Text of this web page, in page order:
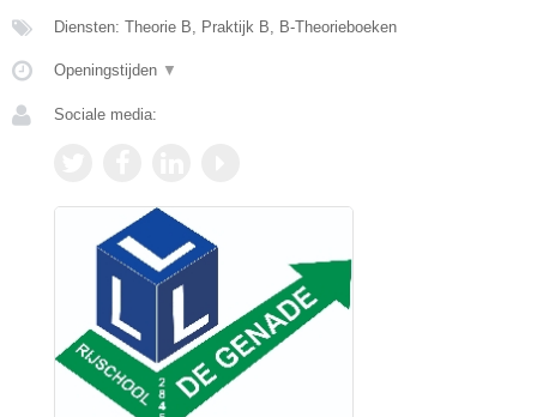
Diensten: Theorie B, Praktijk B, B-Theorieboeken
Openingstijden ▼
Sociale media: